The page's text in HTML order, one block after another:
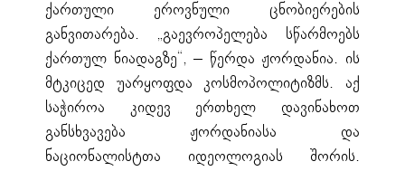
ქართული ეროვნული ცნობიერების
განვითარება. „გაევროპელება სწარმოებს
ქართულ ნიადაგზე“, – წერდა ჟორდანია. ის
მტკიცედ უარყოფდა კოსმოპოლიტიზმს. აქ
საჭიროა კიდევ ერთხელ დავინახოთ
განსხვავება ჟორდანიასა და
ნაციონალისტთა იდეოლოგიას შორის.